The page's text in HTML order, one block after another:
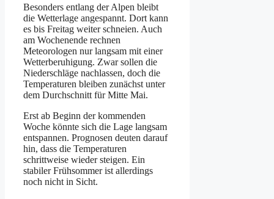
Besonders entlang der Alpen bleibt
die Wetterlage angespannt. Dort kann
es bis Freitag weiter schneien. Auch
am Wochenende rechnen
Meteorologen nur langsam mit einer
Wetterberuhigung. Zwar sollen die
Niederschläge nachlassen, doch die
Temperaturen bleiben zunächst unter
dem Durchschnitt für Mitte Mai.
Erst ab Beginn der kommenden
Woche könnte sich die Lage langsam
entspannen. Prognosen deuten darauf
hin, dass die Temperaturen
schrittweise wieder steigen. Ein
stabiler Frühsommer ist allerdings
noch nicht in Sicht.